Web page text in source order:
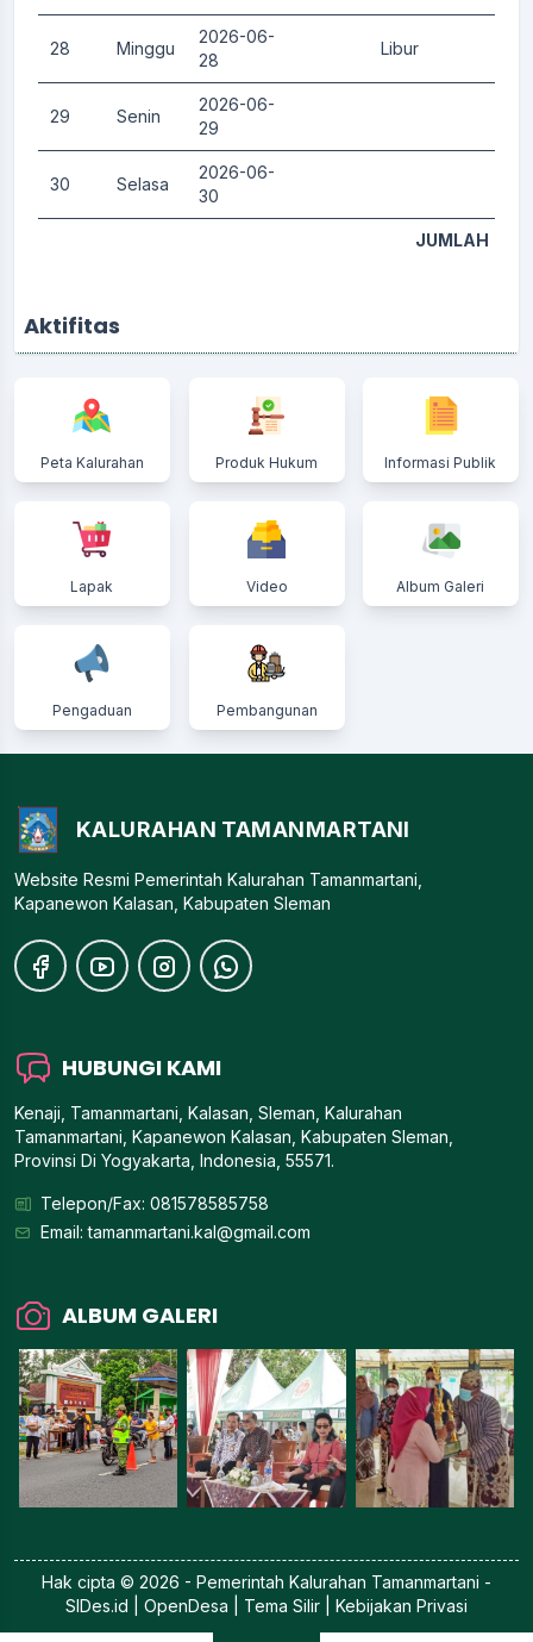
28 Minggu
2026-06-
28
Libur
29 Senin
2026-06-
29
30 Selasa
2026-06-
30
JUMLAH
Aktifitas
Peta Kalurahan Produk Hukum Informasi Publik
Lapak Video Album Galeri
Pengaduan Pembangunan
KALURAHAN TAMANMARTANI
Website Resmi Pemerintah Kalurahan Tamanmartani,
Kapanewon Kalasan, Kabupaten Sleman
HUBUNGI KAMI
Kenaji, Tamanmartani, Kalasan, Sleman, Kalurahan
Tamanmartani, Kapanewon Kalasan, Kabupaten Sleman,
Provinsi Di Yogyakarta, Indonesia, 55571.
Telepon/Fax: 081578585758
Email:tamanmartani.kal@gmail.com
ALBUM GALERI
Hak cipta © 2026 - Pemerintah Kalurahan Tamanmartani -
SIDes.id
| OpenDesa | Tema Silir | Kebijakan Privasi